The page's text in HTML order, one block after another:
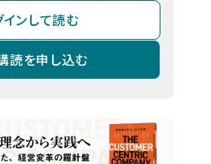
インして読む
読を申し込む